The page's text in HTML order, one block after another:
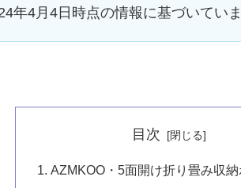
年4月4日時点の情報に基づいてい
目次
AZMKOO・5面開け折り畳み収